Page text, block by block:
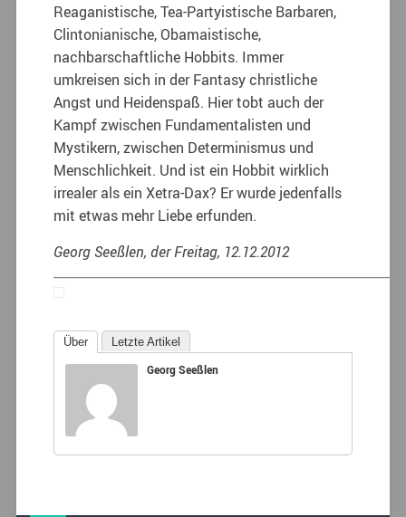
Reaganistische, Tea-Partyistische Barbaren,
Clintonianische, Obamaistische,
nachbarschaftliche Hobbits. Immer
umkreisen sich in der Fantasy christliche
Angst und Heidenspaß. Hier tobt auch der
Kampf zwischen Fundamentalisten und
Mystikern, zwischen Determinismus und
Menschlichkeit. Und ist ein Hobbit wirklich
irrealer als ein Xetra-Dax? Er wurde jedenfalls
mit etwas mehr Liebe erfunden.
Georg Seeßlen, der Freitag, 12.12.2012
Über Letzte Artikel
Georg Seeßlen